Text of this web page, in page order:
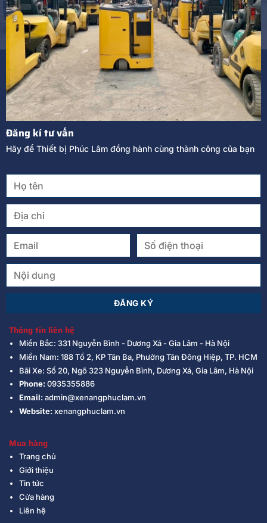
Đăng kí tư vấn
Hãy để Thiết bị Phúc Lâm đồng hành cùng thành công của bạn
Thông tin liên hệ
Miền Bắc: 331 Nguyễn Bình - Dương Xá - Gia Lâm - Hà Nội
Miền Nam: 188 Tổ 2, KP Tân Ba, Phường Tân Đông Hiệp, TP. HCM
Bãi Xe: Số 20, Ngõ 323 Nguyễn Bình, Dương Xá, Gia Lâm, Hà Nội
Phone:0935355886
Email:admin@xenangphuclam.vn
Website:xenangphuclam.vn
Mua hàng
Trang chủ
Giới thiệu
Tin tức
Cửa hàng
Liên hệ